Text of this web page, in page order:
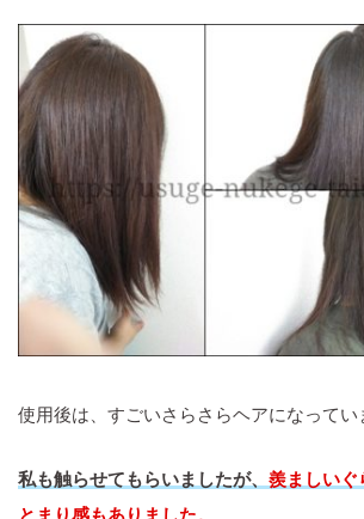
使用後は、すごいさらさらヘアになってい
私も触らせてもらいましたが、 羨ましいぐ